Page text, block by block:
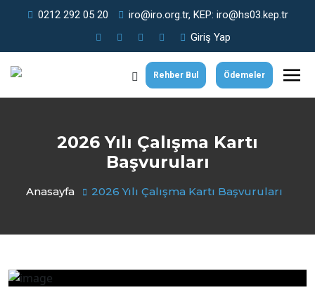
0212 292 05 20
iro@iro.org.tr, KEP: iro@hs03.kep.tr
Giriş Yap
Rehber Bul Ödemeler
2026 Yılı Çalışma Kartı
Başvuruları
Anasayfa 2026 Yılı Çalışma Kartı Başvuruları